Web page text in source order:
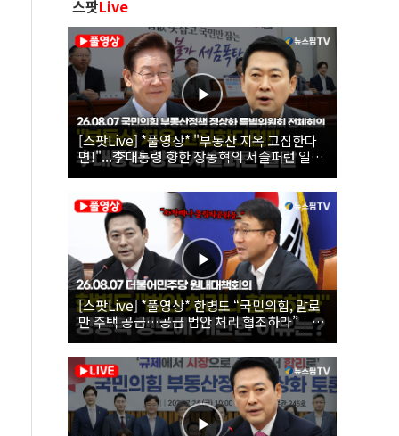
스팟Live
[스팟Live] *풀영상* "부동산 지옥 고집한다
면!"...李대통령 향한 장동혁의 서슬퍼런 일갈
| 26.08.07 국민의힘 부동산정책 정상화 특별
위원회 전체회의
[스팟Live] *풀영상* 한병도 “국민의힘, 말로
만 주택 공급…공급 법안 처리 협조하라”｜
26.08.07 더불어민주당 원내대책회의